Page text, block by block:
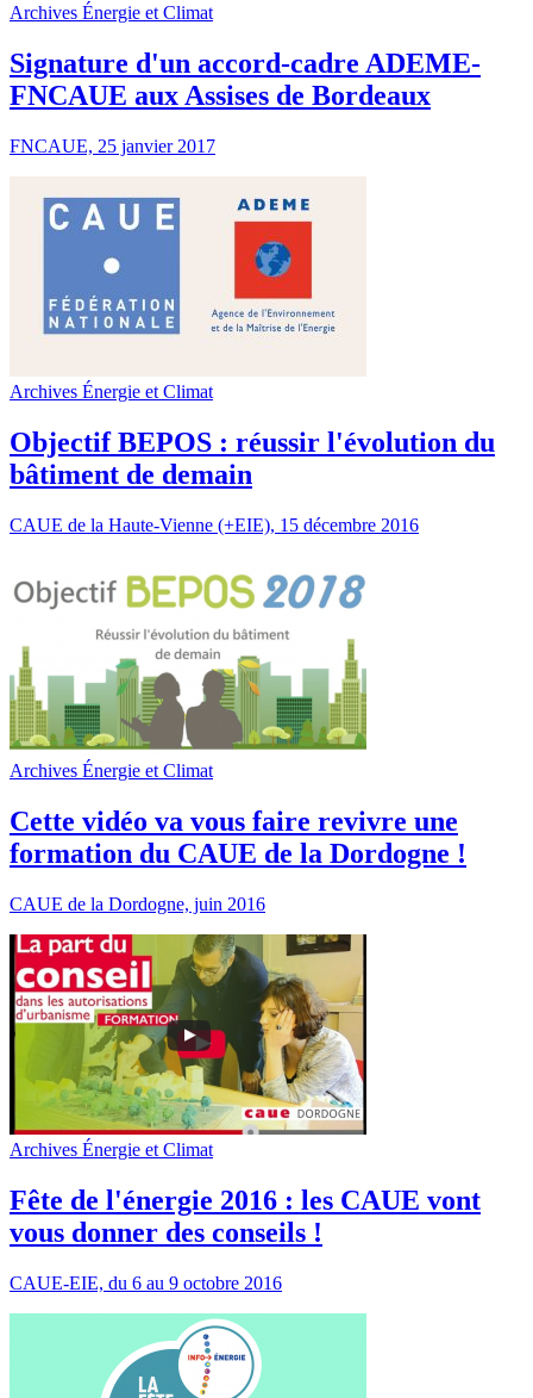
Archives Énergie et Climat
Signature d'un accord-cadre ADEME-
FNCAUE aux Assises de Bordeaux
FNCAUE, 25 janvier 2017
Archives Énergie et Climat
Objectif BEPOS : réussir l'évolution du
bâtiment de demain
CAUE de la Haute-Vienne (+EIE), 15 décembre 2016
Archives Énergie et Climat
Cette vidéo va vous faire revivre une
formation du CAUE de la Dordogne !
CAUE de la Dordogne, juin 2016
Archives Énergie et Climat
Fête de l'énergie 2016 : les CAUE vont
vous donner des conseils !
CAUE-EIE, du 6 au 9 octobre 2016